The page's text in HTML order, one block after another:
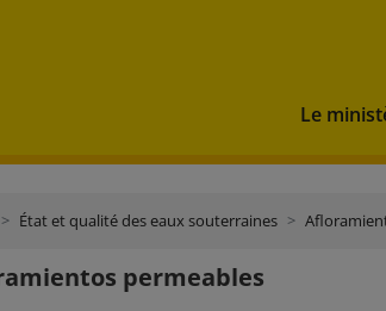
Le
État et qualité des eaux souterraines
permeables